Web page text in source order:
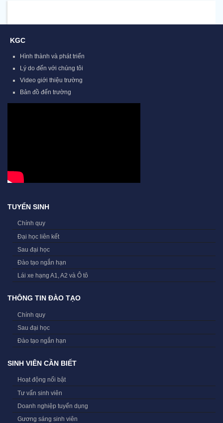
KGC
Hình thành và phát triển
Lý do đến với chúng tôi
Video giới thiệu trường
Bản đồ đến trường
TUYỂN SINH
Chính quy
Đại học liên kết
Sau đại học
Đào tạo ngắn hạn
Lái xe hạng A1, A2 và Ô tô
THÔNG TIN ĐÀO TẠO
Chính quy
Sau đại học
Đào tạo ngắn hạn
SINH VIÊN CẦN BIẾT
Hoạt động nổi bật
Tư vấn sinh viên
Doanh nghiệp tuyển dụng
Gương sáng sinh viên